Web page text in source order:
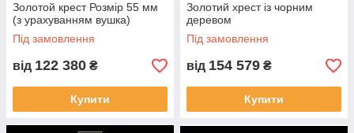
Золотой крест Розмір 55 мм
(з урахуванням вушка)
Під замовлення
від 122 380 ₴
Купити
Золотий хрест із чорним
деревом
Під замовлення
від 154 579 ₴
Купити